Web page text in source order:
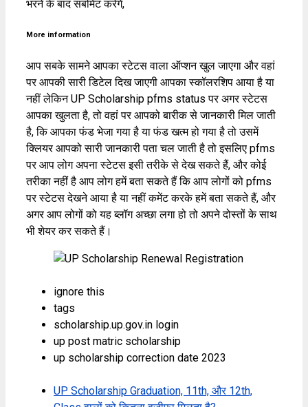
भरने के बाद सबमिट करेंगे,
More information
आप सबके सामने आपका स्टेटस वाला ऑप्शन खुल जाएगा और वहां
पर आपकी सारी डिटेल दिख जाएगी आपका स्कॉलरशिप आया है या
नहीं लेकिन UP Scholarship pfms status पर अगर स्टेटस
आपका खुलता है, तो वहां पर आपको बारीक से जानकारी मिल जाती
है, कि आपका फंड भेजा गया है या फंड खत्म हो गया है तो उसमें
क्लियर आपको सारी जानकारी पता चल जाती है तो इसलिए pfms
पर आप लोग अपना स्टेटस इसी तरीके से देख सकते हैं, और कोई
तरीका नहीं है आप लोग हमें बता सकते हैं कि आप लोगों को pfms
पर स्टेटस देखने आया है या नहीं कमेंट करके हमें बता सकते हैं, और
अगर आप लोगों को यह ब्लॉग अच्छा लगा हो तो अपने दोस्तों के साथ
भी शेयर कर सकते हैं।
ignore this
tags
scholarship.up.gov.in login
up post matric scholarship
up scholarship correction date 2023
UP Scholarship Graduation, 11th, और 12th,